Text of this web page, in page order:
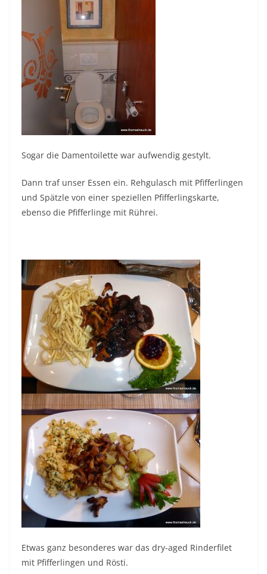
Sogar die Damentoilette war aufwendig gestylt.
Dann traf unser Essen ein. Rehgulasch mit Pfifferlingen
und Spätzle von einer speziellen Pfifferlingskarte,
ebenso die Pfifferlinge mit Rührei.
Etwas ganz besonderes war das dry-aged Rinderfilet
mit Pfifferlingen und Rösti.